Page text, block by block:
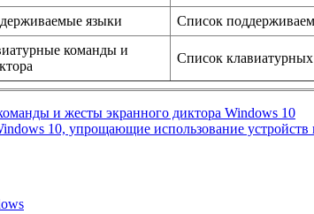
языки
Список
команды и
Список
и жесты экранного диктора Windows 10
10, упрощающие использование устройств